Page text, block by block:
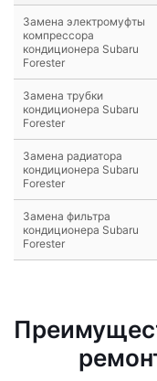
Замена электромуфты
компрессора
кондиционера Subaru
Forester
Замена трубки
кондиционера Subaru
Forester
Замена радиатора
кондиционера Subaru
Forester
Замена фильтра
кондиционера Subaru
Forester